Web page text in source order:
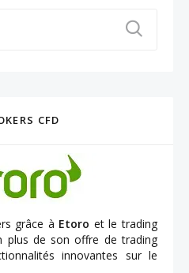
CFD
grâce à Etoro et le trading
plus de son offre de trading
innovantes sur le